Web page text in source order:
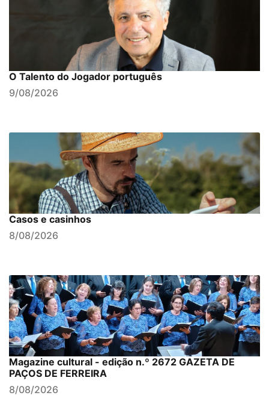
O Talento do Jogador português
9/08/2026
Casos e casinhos
8/08/2026
Magazine cultural - edição n.º 2672 GAZETA DE
PAÇOS DE FERREIRA
8/08/2026